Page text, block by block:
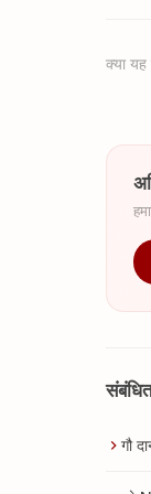
क्या यह
गौ